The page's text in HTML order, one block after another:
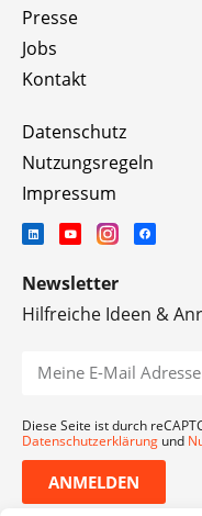
Presse
Jobs
Kontakt
Datenschutz
Nutzungsregeln
Impressum
Newsletter
Hilfreiche Ideen &
Diese Seite ist durch
Datenschutzerklärung und
ANMELDEN